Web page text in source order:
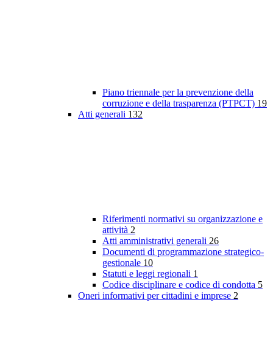
Piano triennale per la prevenzione della
corruzione e della trasparenza (PTPCT) 19
Atti generali 132
Riferimenti normativi su organizzazione e
attività 2
Atti amministrativi generali 26
Documenti di programmazione strategico-
gestionale 10
Statuti e leggi regionali 1
Codice disciplinare e codice di condotta 5
Oneri informativi per cittadini e imprese 2